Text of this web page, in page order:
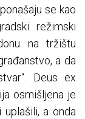
se kao
režimski
na tržištu
a da
Deus ex
osmišljena je
a onda